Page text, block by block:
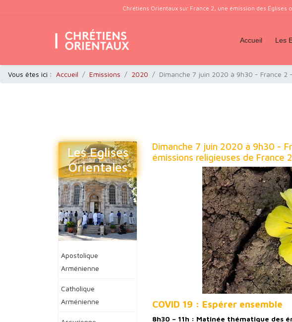
Chrétiens Orientaux sur France 2, une émission des
Accueil Les
Vous êtes ici : Accueil Emissions 2020 Dimanche 7 juin 2020 à 9h30 - France 2
Les Eglises
Orientales
Apostolique
Arménienne
Catholique
Arménienne
Dimanche 7 juin 2020 à 9h30 -
émissions religieuses de France 2
COVID 19 : Espérer ensemble
8h30 – 11h : Matinée thématique des